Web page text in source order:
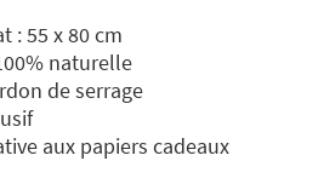
: 55 x 80 cm
naturelle
de serrage
aux papiers cadeaux